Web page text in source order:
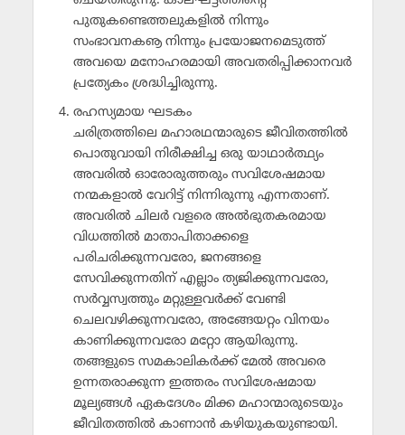
പുതുകണ്ടെത്തലുകളില്‍ നിന്നും
സംഭാവനകൡ നിന്നും പ്രയോജനമെടുത്ത്
അവയെ മനോഹരമായി അവതരിപ്പിക്കാനവര്‍
പ്രത്യേകം ശ്രദ്ധിച്ചിരുന്നു.
രഹസ്യമായ ഘടകം
ചരിത്രത്തിലെ മഹാരഥന്മാരുടെ ജീവിതത്തില്‍
പൊതുവായി നിരീക്ഷിച്ച ഒരു യാഥാര്‍ത്ഥ്യം
അവരില്‍ ഓരോരുത്തരും സവിശേഷമായ
നന്മകളാല്‍ വേറിട്ട് നിന്നിരുന്നു എന്നതാണ്.
അവരില്‍ ചിലര്‍ വളരെ അല്‍ഭുതകരമായ
വിധത്തില്‍ മാതാപിതാക്കളെ
പരിചരിക്കുന്നവരോ, ജനങ്ങളെ
സേവിക്കുന്നതിന് എല്ലാം ത്യജിക്കുന്നവരോ,
സര്‍വ്വസ്വത്തും മറ്റുള്ളവര്‍ക്ക് വേണ്ടി
ചെലവഴിക്കുന്നവരോ, അങ്ങേയറ്റം വിനയം
കാണിക്കുന്നവരോ മറ്റോ ആയിരുന്നു.
തങ്ങളുടെ സമകാലികര്‍ക്ക് മേല്‍ അവരെ
ഉന്നതരാക്കുന്ന ഇത്തരം സവിശേഷമായ
മൂല്യങ്ങള്‍ ഏകദേശം മിക്ക മഹാന്മാരുടെയും
ജീവിതത്തില്‍ കാണാന്‍ കഴിയുകയുണ്ടായി.